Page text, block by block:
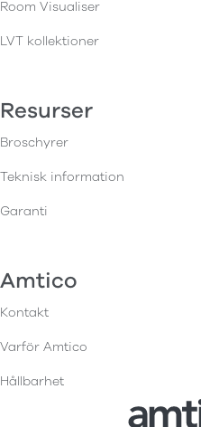
Room Visualiser
LVT kollektioner
Resurser
Broschyrer
Teknisk information
Garanti
Amtico
Kontakt
Varför Amtico
Hållbarhet